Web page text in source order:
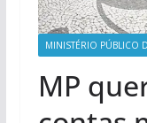
MINISTÉRIO PÚBLICO
MP